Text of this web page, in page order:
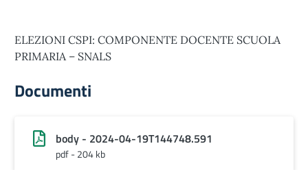
ELEZIONI CSPI: COMPONENTE DOCENTE SCUOLA
PRIMARIA – SNALS
Documenti
body - 2024-04-19T144748.591
pdf - 204 kb